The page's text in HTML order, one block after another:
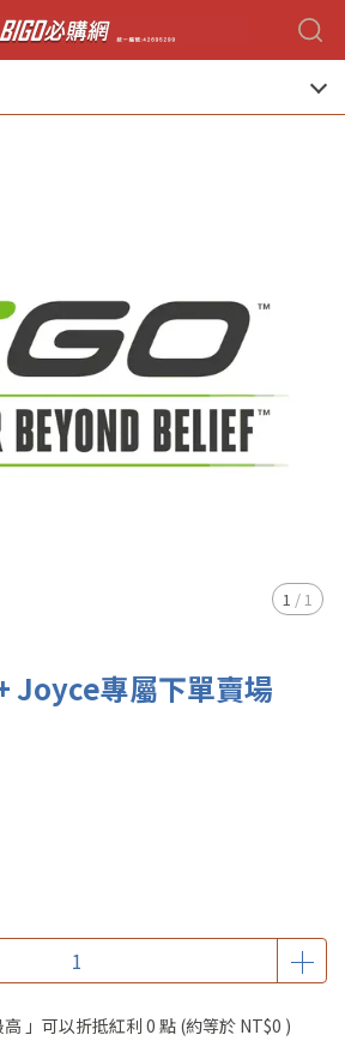
1 / 1
Joyce專屬下單賣場
高 」可以折抵紅利 0 點 (約等於 NT$0 )